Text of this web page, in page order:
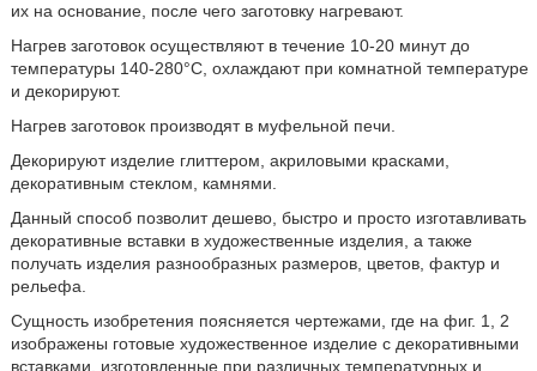
их на основание, после чего заготовку нагревают.
Нагрев заготовок осуществляют в течение 10-20 минут до
температуры 140-280°С, охлаждают при комнатной температуре
и декорируют.
Нагрев заготовок производят в муфельной печи.
Декорируют изделие глиттером, акриловыми красками,
декоративным стеклом, камнями.
Данный способ позволит дешево, быстро и просто изготавливать
декоративные вставки в художественные изделия, а также
получать изделия разнообразных размеров, цветов, фактур и
рельефа.
Сущность изобретения поясняется чертежами, где на фиг. 1, 2
изображены готовые художественное изделие с декоративными
вставками, изготовленные при различных температурных и